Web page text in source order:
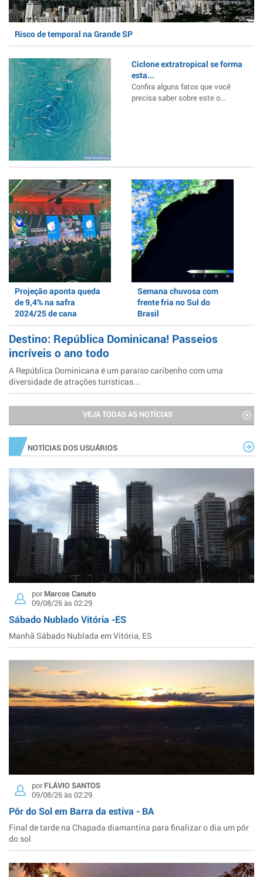
Risco de temporal na Grande SP
Ciclone extratropical se forma
esta...
Confira alguns fatos que você
precisa saber sobre este o...
Projeção aponta queda
de 9,4% na safra
2024/25 de cana
Semana chuvosa com
frente fria no Sul do
Brasil
Destino: República Dominicana! Passeios
incríveis o ano todo
A República Dominicana é um paraíso caribenho com uma
diversidade de atrações turísticas...
VEJA TODAS AS NOTÍCIAS
NOTÍCIAS DOS USUÁRIOS
porMarcos Canuto
09/08/26 às 02:29
Sábado Nublado Vitória -ES
Manhã Sábado Nublada em Vitória, ES
porFLÁVIO SANTOS
09/08/26 às 02:29
Pôr do Sol em Barra da estiva - BA
Final de tarde na Chapada diamantina para finalizar o dia um pôr
do sol